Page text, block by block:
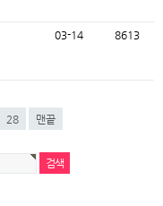
03-14 8613
28 맨끝